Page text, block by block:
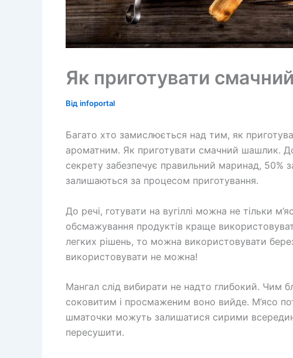
Як приготувати
Відinfoportal
Багато хто замислюється над тим, як
ароматним. Як приготувати смачний шашлик.
секрету забезпечує правильний маринад, 50%
залишаються за процесом приготування.
До речі, готувати на вугіллі можна не тільки
обсмажування продуктів краще
легких рішень, то можна використовувати
використовувати не можна!
Мангал слід вибирати не надто глибокий. Чим
соковитим і просмаженим воно вийде. М’ясо
шматочки можуть залишатися сирими
пересушити.